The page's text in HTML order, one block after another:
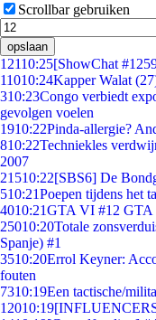
Scrollbar gebruiken
opslaan
12110:25[ShowChat
11010:24Kapper Walat
310:23Congo verbiedt
gevolgen voelen
1910:22Pinda-allergie?
810:22Techniekles
2007
21510:22[SBS6] De
510:21Poepen tijdens het
4010:21GTA VI #12 GTA
25010:20Totale
Spanje) #1
3510:20Errol Keyner:
fouten
7310:19Een tactische/
12010:19